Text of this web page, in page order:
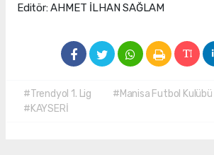
Editör: AHMET İLHAN SAĞLAM
#Trendyol 1. Lig #Manisa Futbol Kulübü
#KAYSERİ